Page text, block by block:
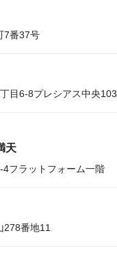
7番37号
目6-8プレシアス中央103
天
フラットフォーム一階
278番地11